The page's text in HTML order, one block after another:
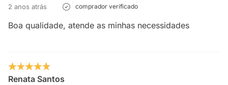
2 anos atrás comprador verificado
Boa qualidade, atende as minhas necessidades
Renata Santos